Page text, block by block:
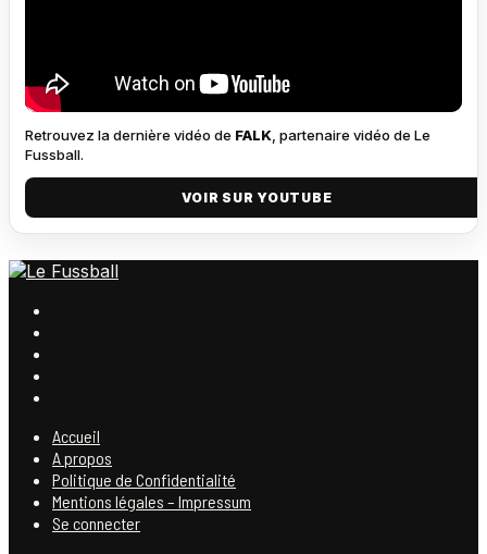
Retrouvez la dernière vidéo de FALK , partenaire vidéo de Le
Fussball.
VOIR SUR YOUTUBE
Accueil
A propos
Politique de Confidentialité
Mentions légales – Impressum
Se connecter